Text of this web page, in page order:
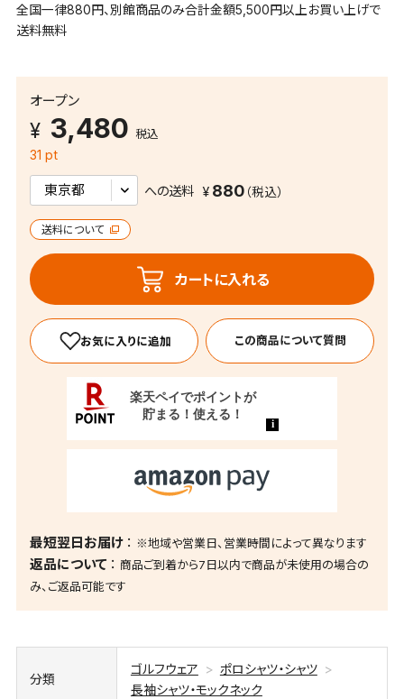
全国一律880円、別館商品のみ合計金額5,500円以上お買い上げで
送料無料
オープン
3,480 税込
31 pt
への送料 880
送料について
カートに入れる
この商品について質問
最短翌日お届け ※地域や営業日、営業時間によって異なります
返品について
商品ご到着から7日以内で商品が未使用の場合の
み、ご返品可能です
分類
ゴルフウェア
ポロシャツ・シャツ
長袖シャツ・モックネック